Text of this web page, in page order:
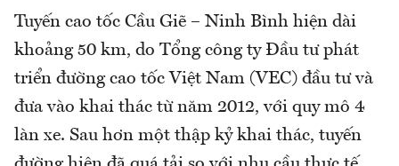
Tuyến cao tốc Cầu Giẽ – Ninh Bình hiện dài
khoảng 50 km, do Tổng công ty Đầu tư phát
triển đường cao tốc Việt Nam (VEC) đầu tư và
đưa vào khai thác từ năm 2012, với quy mô 4
làn xe. Sau hơn một thập kỷ khai thác, tuyến